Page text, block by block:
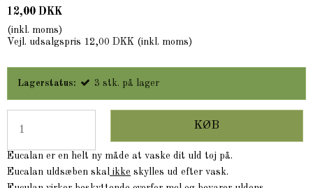
12,00 DKK
(inkl. moms)
Vejl. udsalgspris 12,00 DKK (inkl. moms)
Lagerstatus: 3 stk. på lager
KØB
Eucalan er en helt ny måde at vaske dit uld tøj på.
Eucalan uldsæben skal ikke skylles ud efter vask.